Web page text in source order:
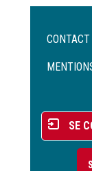
Menu
de
CONTACT
Menu
du
compte
SE